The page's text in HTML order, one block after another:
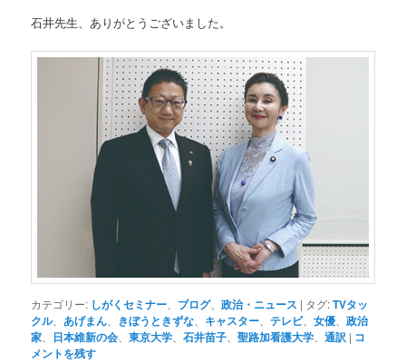
石井先生、ありがとうございました。
カテゴリー: しがくセミナー ブログ、政治・ニュース | タグ:TVタッ
クル、 あげまん きぼうときずな キャスター 、テレビ、女優 、政治
家
日本維新の会 、東京大学 、石井苗子 、聖路加看護大学 、通訳 | コ
メントを残す